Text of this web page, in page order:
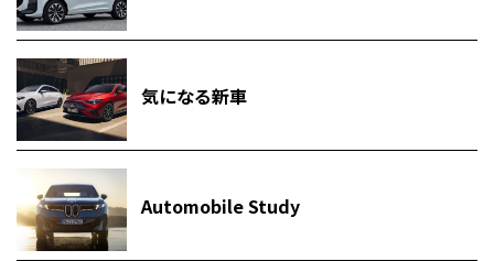
気になる新車
Automobile Study